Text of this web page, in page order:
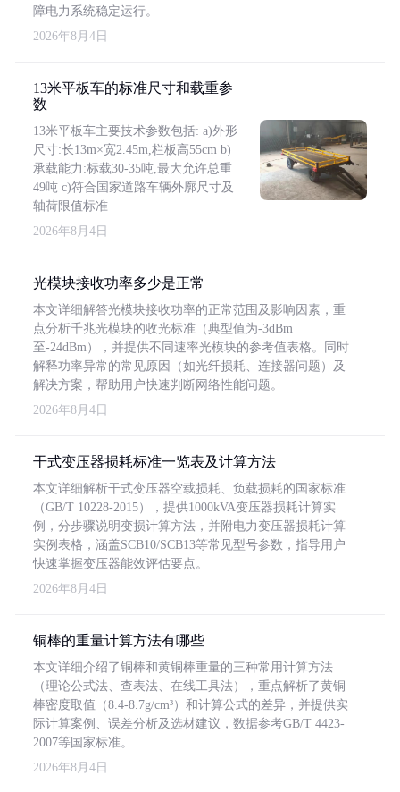
障电力系统稳定运行。
2026年8月4日
13米平板车的标准尺寸和载重参
数
13米平板车主要技术参数包括: a)外形
尺寸:长13m×宽2.45m,栏板高55cm b)
承载能力:标载30-35吨,最大允许总重
49吨 c)符合国家道路车辆外廓尺寸及
轴荷限值标准
2026年8月4日
光模块接收功率多少是正常
本文详细解答光模块接收功率的正常范围及影响因素，重
点分析千兆光模块的收光标准（典型值为-3dBm
至-24dBm），并提供不同速率光模块的参考值表格。同时
解释功率异常的常见原因（如光纤损耗、连接器问题）及
解决方案，帮助用户快速判断网络性能问题。
2026年8月4日
干式变压器损耗标准一览表及计算方法
本文详细解析干式变压器空载损耗、负载损耗的国家标准
（GB/T 10228-2015），提供1000kVA变压器损耗计算实
例，分步骤说明变损计算方法，并附电力变压器损耗计算
实例表格，涵盖SCB10/SCB13等常见型号参数，指导用户
快速掌握变压器能效评估要点。
2026年8月4日
铜棒的重量计算方法有哪些
本文详细介绍了铜棒和黄铜棒重量的三种常用计算方法
（理论公式法、查表法、在线工具法），重点解析了黄铜
棒密度取值（8.4-8.7g/cm³）和计算公式的差异，并提供实
际计算案例、误差分析及选材建议，数据参考GB/T 4423-
2007等国家标准。
2026年8月4日